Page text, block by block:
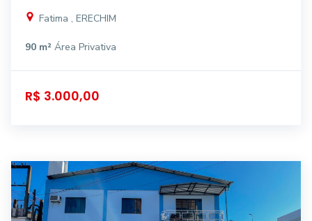
Fatima , ERECHIM
90 m² Área Privativa
R$ 3.000,00